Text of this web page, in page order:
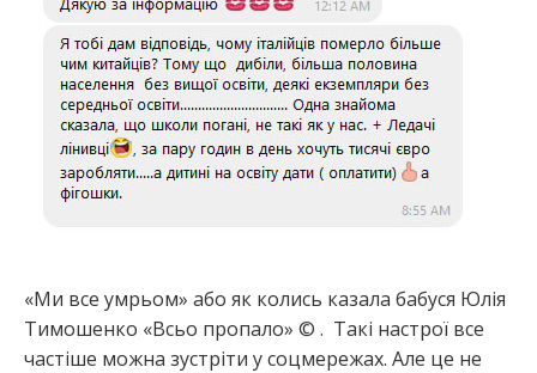
«Ми все умрьом» або як колись казала бабуся Юлія
Тимошенко «Всьо пропало» © . Такі настрої все
частіше можна зустріти у соцмережах. Але це не